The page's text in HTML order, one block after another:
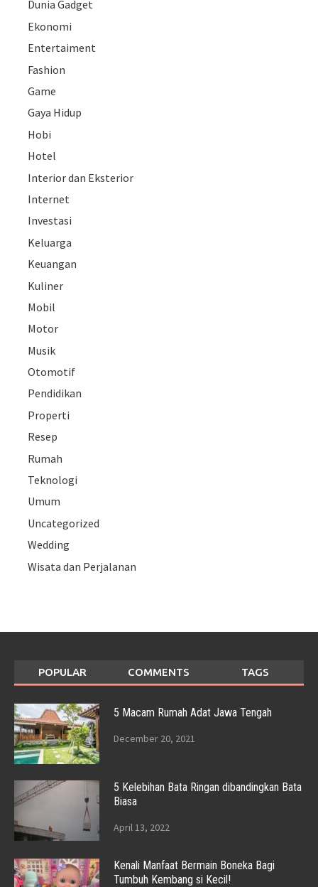
Dunia Gadget
Ekonomi
Entertaiment
Fashion
Game
Gaya Hidup
Hobi
Hotel
Interior dan Eksterior
Internet
Investasi
Keluarga
Keuangan
Kuliner
Mobil
Motor
Musik
Otomotif
Pendidikan
Properti
Resep
Rumah
Teknologi
Umum
Uncategorized
Wedding
Wisata dan Perjalanan
POPULAR COMMENTS TAGS
5 Macam Rumah Adat Jawa Tengah
December 20, 2021
5 Kelebihan Bata Ringan dibandingkan Bata
Biasa
April 13, 2022
Kenali Manfaat Bermain Boneka Bagi
Tumbuh Kembang si Kecil!